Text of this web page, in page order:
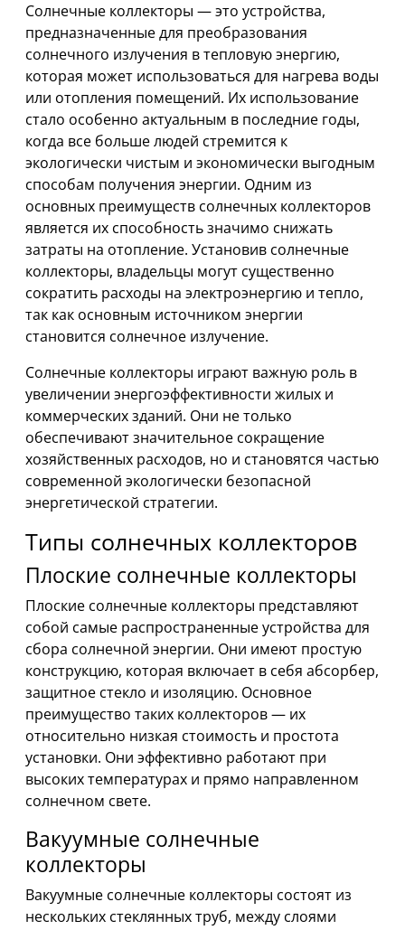
Солнечные коллекторы — это устройства,
предназначенные для преобразования
солнечного излучения в тепловую энергию,
которая может использоваться для нагрева воды
или отопления помещений. Их использование
стало особенно актуальным в последние годы,
когда все больше людей стремится к
экологически чистым и экономически выгодным
способам получения энергии. Одним из
основных преимуществ солнечных коллекторов
является их способность значимо снижать
затраты на отопление. Установив солнечные
коллекторы, владельцы могут существенно
сократить расходы на электроэнергию и тепло,
так как основным источником энергии
становится солнечное излучение.
Солнечные коллекторы играют важную роль в
увеличении энергоэффективности жилых и
коммерческих зданий. Они не только
обеспечивают значительное сокращение
хозяйственных расходов, но и становятся частью
современной экологически безопасной
энергетической стратегии.
Типы солнечных коллекторов
Плоские солнечные коллекторы
Плоские солнечные коллекторы представляют
собой самые распространенные устройства для
сбора солнечной энергии. Они имеют простую
конструкцию, которая включает в себя абсорбер,
защитное стекло и изоляцию. Основное
преимущество таких коллекторов — их
относительно низкая стоимость и простота
установки. Они эффективно работают при
высоких температурах и прямо направленном
солнечном свете.
Вакуумные солнечные
коллекторы
Вакуумные солнечные коллекторы состоят из
нескольких стеклянных труб, между слоями